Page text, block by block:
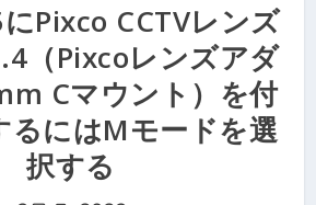
Pixco CCTVレンズ
（Pixcoレンズアダ
Cマウント）を付
るにはMモードを選
択する